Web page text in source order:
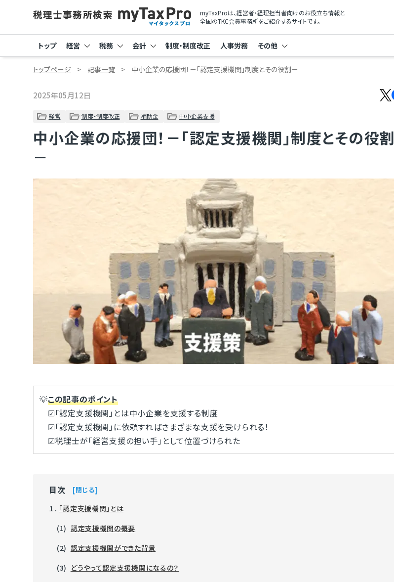
myTaxProは、経営者・経理担当者向けのお役立ち情報と
全国のTKC会員事務所をご紹介するサイトです。
トップ 経営 税務 会計 制度・制度改正 人事労務 その他
トップページ 記事一覧 中小企業の応援団！－「認定支援機関」制度とその役割－
2025年05月12日
経営 制度・制度改正 補助金 中小企業支援
中小企業の応援団！－「認定支援機関」制度とその役割
－
💡この記事のポイント
☑「認定支援機関」とは中小企業を支援する制度
☑「認定支援機関」に依頼すればさまざまな支援を受けられる！
☑税理士が「経営支援の担い手」として位置づけられた
目次 閉じる
１. 「認定支援機関」とは
(1) 認定支援機関の概要
(2) 認定支援機関ができた背景
(3) どうやって認定支援機関になるの？